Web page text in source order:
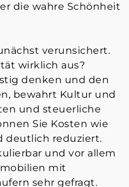
die wahre Schönheit
verunsichert.
wirklich aus?
denken und den
bewahrt Kultur und
und steuerliche
Sie Kosten wie
deutlich reduziert.
und vor allem
mit
sehr gefragt.